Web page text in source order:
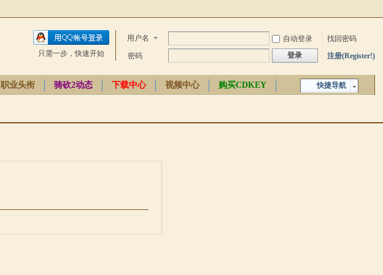
用户名 自动登录
找回密码
密码
登录 注册(Register!)
只需一步，快速开始
快捷导航
职业头衔 骑砍2动态 下载中心 视频中心
购买CDKEY